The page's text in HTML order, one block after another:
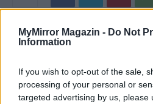
MyMirror Magazin - Do Not
Information
If you wish to opt-out of the sale,
processing of your personal or
targeted advertising by us, please